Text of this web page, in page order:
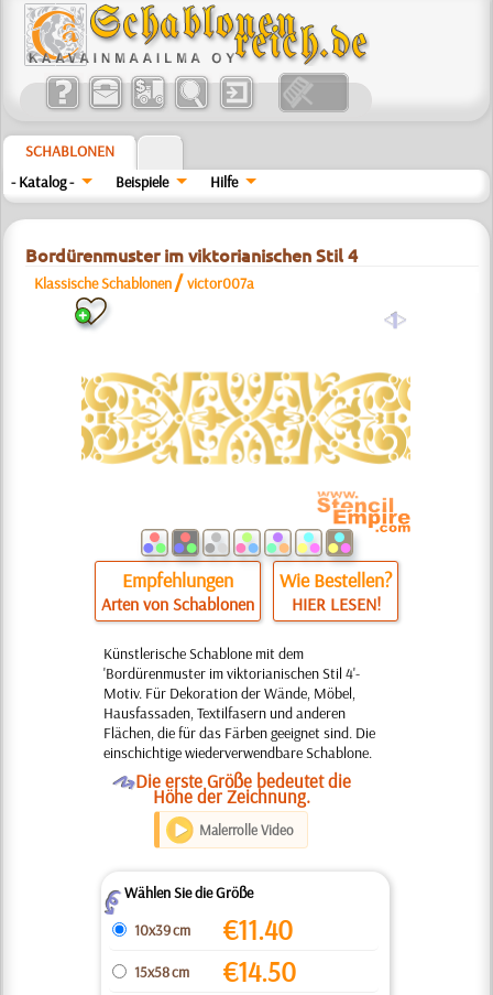
SCHABLONEN
- Katalog -
Beispiele Hilfe
Bordürenmuster im viktorianischen Stil 4
Klassische Schablonen /victor007a
a
Empfehlungen
Arten von Schablonen
Wie Bestellen?
HIER LESEN!
Künstlerische Schablone mit dem
'Bordürenmuster im viktorianischen Stil 4'-
Motiv. Für Dekoration der Wände, Möbel,
Hausfassaden, Textilfasern und anderen
Flächen, die für das Färben geeignet sind. Die
einschichtige wiederverwendbare Schablone.
ODie erste Größe bedeutet die
Höhe der Zeichnung.
Malerrolle Video
ZWählen Sie die Größe
10x39 cm
€11.40
15x58 cm €14.50